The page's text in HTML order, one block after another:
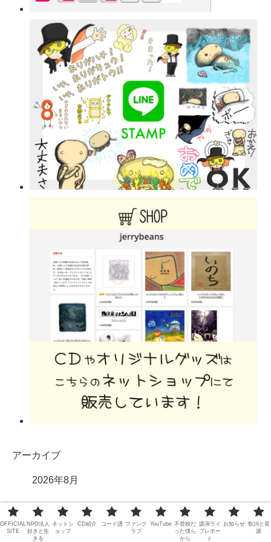
アーカイブ
2026年8月
2026年7月
OFFICIAL
SITE
NPO法人
好きと生
きる
ネットシ
ョップ
CD紹介 コード譜 ファンク
ラブ
YouTube 不登校だ
った僕ら
から
講演ライ
ブレポー
ト
お知らせ 歌詞と音
源